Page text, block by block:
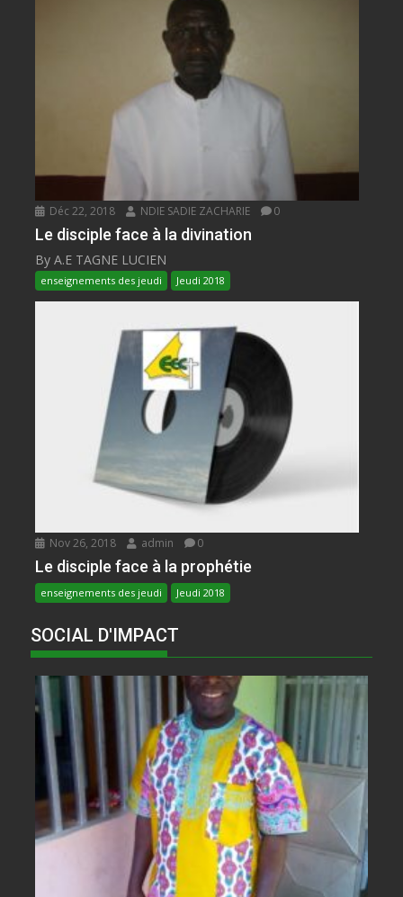
Déc 22, 2018 NDIE SADIE ZACHARIE 0
Le disciple face à la divination
By A.E TAGNE LUCIEN
enseignements des jeudi Jeudi 2018
Nov 26, 2018 admin 0
Le disciple face à la prophétie
enseignements des jeudi Jeudi 2018
SOCIAL D'IMPACT